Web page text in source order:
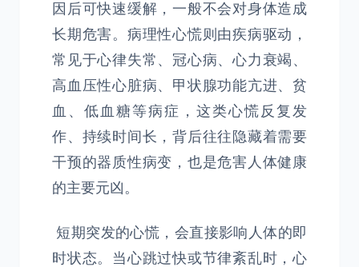
因后可快速缓解，一般不会对身体造成
长期危害。病理性心慌则由疾病驱动，
常见于心律失常、冠心病、心力衰竭、
高血压性心脏病、甲状腺功能亢进、贫
血、低血糖等病症，这类心慌反复发
作、持续时间长，背后往往隐藏着需要
干预的器质性病变，也是危害人体健康
的主要元凶。
短期突发的心慌，会直接影响人体的即
时状态。当心跳过快或节律紊乱时，心